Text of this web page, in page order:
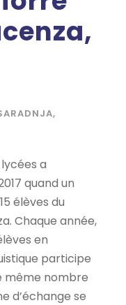
,
a
quand un
élèves du
Chaque année,
en
participe
même nombre
d’échange se